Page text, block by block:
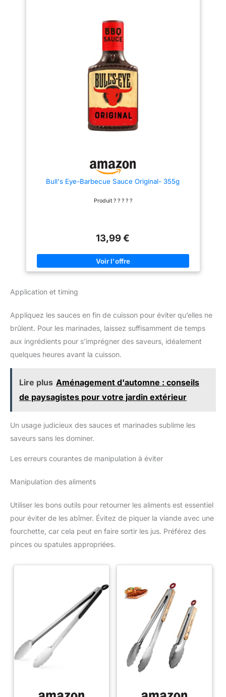
finition robuste Fabriqué sans
conservateurs, sans sirop de
maïs à haute teneur en fructose,
sans sirop de maïs et sans
Bull's Eye-Barbecue Sauce Original- 355g
Produit ? ? ? ? ?
13,99 €
Application et timing
Appliquez les sauces en fin de cuisson pour éviter qu’elles ne
brûlent. Pour les marinades, laissez suffisamment de temps
aux ingrédients pour s’imprégner des saveurs, idéalement
quelques heures avant la cuisson.
Lire plus Aménagement d'automne : conseils
de paysagistes pour votre jardin extérieur
Un usage judicieux des sauces et marinades sublime les
saveurs sans les dominer.
Les erreurs courantes de manipulation à éviter
Manipulation des aliments
Utiliser les bons outils pour retourner les aliments est essentiel
pour éviter de les abîmer. Évitez de piquer la viande avec une
fourchette, car cela peut en faire sortir les jus. Préférez des
pinces ou spatules appropriées.